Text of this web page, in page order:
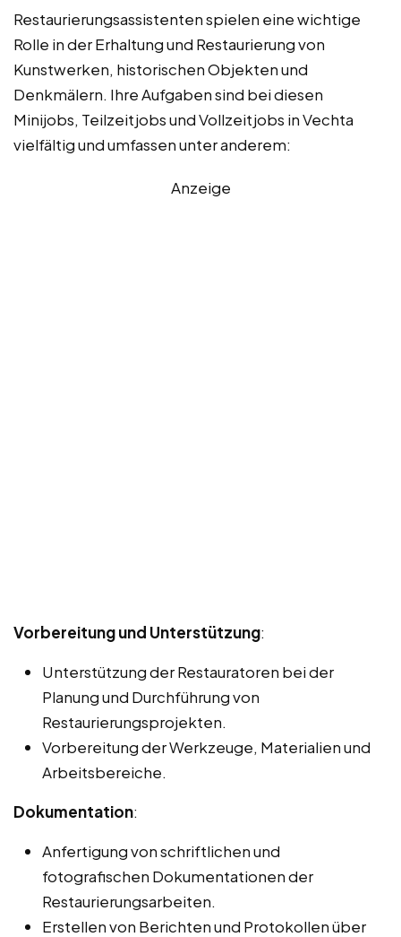
Restaurierungsassistenten spielen eine wichtige
Rolle in der Erhaltung und Restaurierung von
Kunstwerken, historischen Objekten und
Denkmälern. Ihre Aufgaben sind bei diesen
Minijobs, Teilzeitjobs und Vollzeitjobs in Vechta
vielfältig und umfassen unter anderem:
Anzeige
Vorbereitung und Unterstützung:
Unterstützung der Restauratoren bei der
Planung und Durchführung von
Restaurierungsprojekten.
Vorbereitung der Werkzeuge, Materialien und
Arbeitsbereiche.
Dokumentation:
Anfertigung von schriftlichen und
fotografischen Dokumentationen der
Restaurierungsarbeiten.
Erstellen von Berichten und Protokollen über